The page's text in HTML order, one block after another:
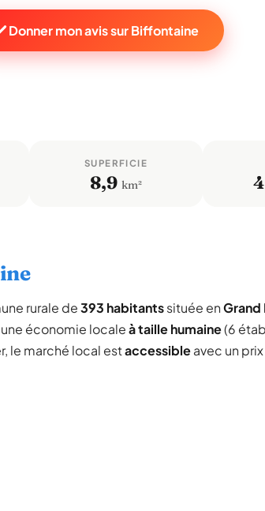
Donner mon avis sur Biffontaine
SUPERFICIE
8,9 km²
rurale de393 habitantssituée enGrand
économie localeà taille humaine(6
le marché local estaccessibleavec un